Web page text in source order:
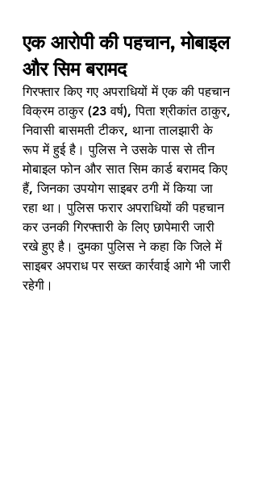
एक आरोपी की पहचान, मोबाइल
और सिम बरामद
गिरफ्तार किए गए अपराधियों में एक की पहचान
विक्रम ठाकुर (23 वर्ष), पिता श्रीकांत ठाकुर,
निवासी बासमती टीकर, थाना तालझारी के
रूप में हुई है। पुलिस ने उसके पास से तीन
मोबाइल फोन और सात सिम कार्ड बरामद किए
हैं, जिनका उपयोग साइबर ठगी में किया जा
रहा था। पुलिस फरार अपराधियों की पहचान
कर उनकी गिरफ्तारी के लिए छापेमारी जारी
रखे हुए है। दुमका पुलिस ने कहा कि जिले में
साइबर अपराध पर सख्त कार्रवाई आगे भी जारी
रहेगी।